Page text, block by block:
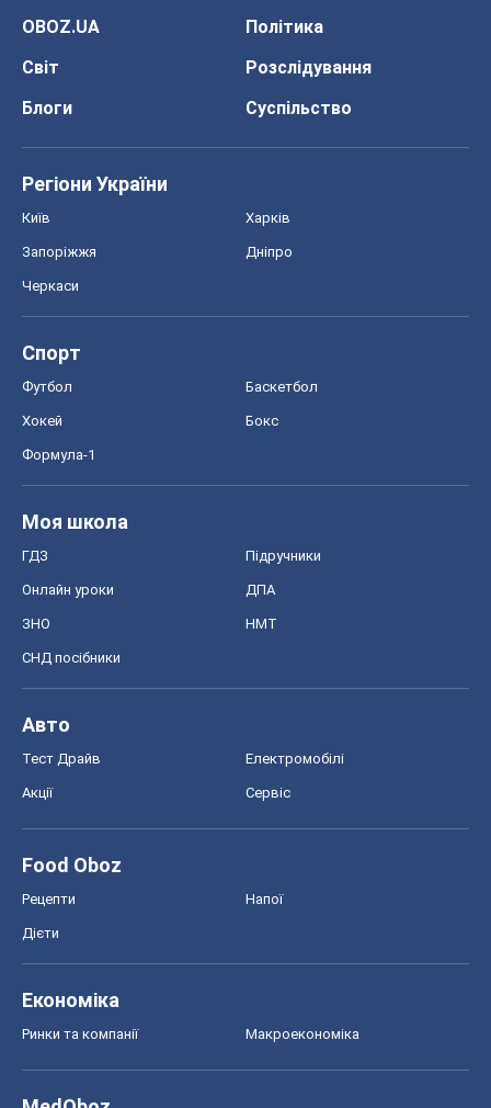
OBOZ.UA
Політика
Світ
Розслідування
Блоги
Суспільство
Регіони України
Київ Харків
Запоріжжя Дніпро
Черкаси
Спорт
Футбол Баскетбол
Хокей Бокс
Формула-1
Моя школа
ГДЗ Підручники
Онлайн уроки ДПА
ЗНО НМТ
СНД посібники
Авто
Тест Драйв Електромобілі
Акції Сервіс
Food Oboz
Рецепти Напої
Дієти
Економіка
Ринки та компанії Макроекономіка